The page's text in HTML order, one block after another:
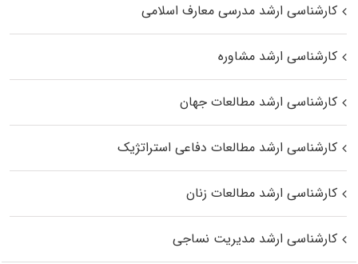
کارشناسی ارشد مدرسی معارف اسلامی
کارشناسی ارشد مشاوره
کارشناسی ارشد مطالعات جهان
کارشناسی ارشد مطالعات دفاعی استراتژیک
کارشناسی ارشد مطالعات زنان
کارشناسی ارشد مدیریت نساجی